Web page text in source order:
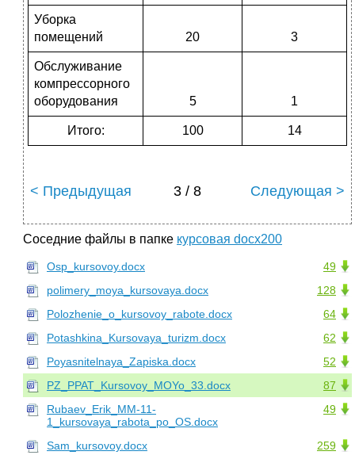
Уборка
помещений
20 3
Обслуживание
компрессорного
оборудования
5 1
Итого: 100 14
< Предыдущая 3 / 8 Следующая >
Соседние файлы в папке курсовая docx200
49
Osp_kursovoy.docx
128
polimery_moya_kursovaya.docx
64
Polozhenie_o_kursovoy_rabote.docx
62
Potashkina_Kursovaya_turizm.docx
52
Poyasnitelnaya_Zapiska.docx
87
PZ_PPAT_Kursovoy_MOYo_33.docx
49
Rubaev_Erik_MM-11-
1_kursovaya_rabota_po_OS.docx
259
Sam_kursovoy.docx